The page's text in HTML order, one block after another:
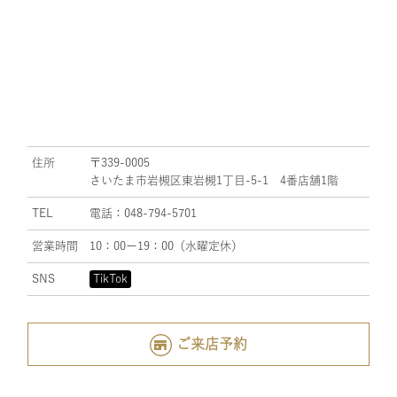
住所
〒339-0005
さいたま市岩槻区東岩槻1丁目-5-1 4番店舗1階
TEL 電話：048-794-5701
営業時間 10：00ー19：00（水曜定休）
SNS TikTok
ご来店予約